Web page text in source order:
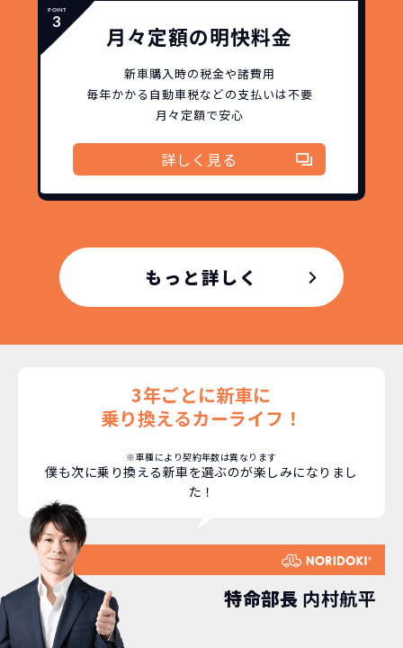
月々定額の明快料金
新車購入時の税金や諸費用
毎年かかる自動車税などの支払いは不要
月々定額で安心
詳しく見る
高残価設定を実現！
低価格が可能に！
ジョイカルジャパンが今まで培ってきた
また特定の車両に絞ることによりこの価
格設定が可能となりました。
お車を返却いただく
必要があるため
通常のカーリースの場合、そのまま継続
して乗るか、購入するかなどを選べます。
しかし、NORIDOKIの場合は、車両を必
ず返却していただくことを前提とするこ
とで「超低価格」を実現しています。
故障リスクが非常に低い
3年以内の契約なので、故障リスクが非常
に少なくなります。例え故障してもメーカ
ー保証があるから安心です。
契約リスクが少ない
できます。急な引っ越し、転勤、家族が増
た車を選べるっていいとおもいません
新型の新車に定期的に乗換
車はだいたい３年くらいで飽きると言わ
新車購入時の税金や
諸費用などが不要
車を購入する場合、購入時に｢登録時諸費
用｣や「各種税金」は車両本体以外にかか
ります。
これらの費用がコミコミの料金です。
継続的にかかる費用が
コミコミ
維持にかかる、毎年の｢自動車税｣はコミ
コミ。3年契約なので通常車検時にかかる
｢自動車重量税｣、｢自賠責保険料｣「整備
料」などが不要となります。
もっと詳しく
3年ごとに新車に
乗り換えるカーライフ！
※車種により契約年数は異なります
僕も次に乗り換える新車を選ぶのが楽しみになりまし
た！
特命部長 内村航平